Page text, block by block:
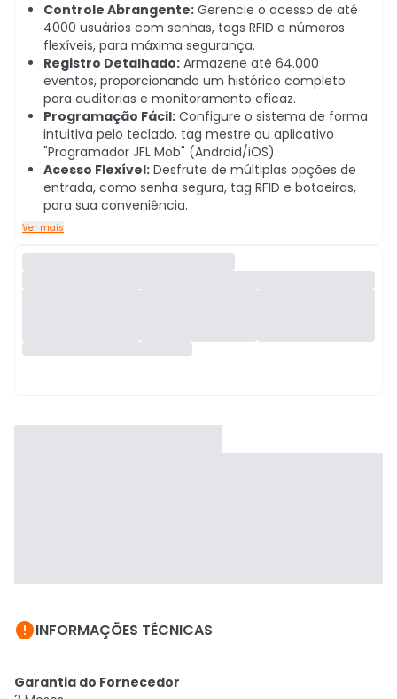
Controle Abrangente: Gerencie o acesso de até
4000 usuários com senhas, tags RFID e números
flexíveis, para máxima segurança.
Registro Detalhado: Armazene até 64.000
eventos, proporcionando um histórico completo
para auditorias e monitoramento eficaz.
Programação Fácil: Configure o sistema de forma
intuitiva pelo teclado, tag mestre ou aplicativo
"Programador JFL Mob" (Android/iOS).
Acesso Flexível: Desfrute de múltiplas opções de
entrada, como senha segura, tag RFID e botoeiras,
para sua conveniência.
Ver mais
INFORMAÇÕES TÉCNICAS
Garantia do Fornecedor